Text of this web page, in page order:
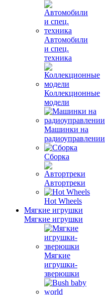
Автомобили
и спец.
техника
Коллекционные
модели
Машинки на
радиоуправлении
Сборка
Автортреки
Hot Wheels
Мягкие игрушки
Мягкие игрушки
Мягкие
игрушки-
зверюшки